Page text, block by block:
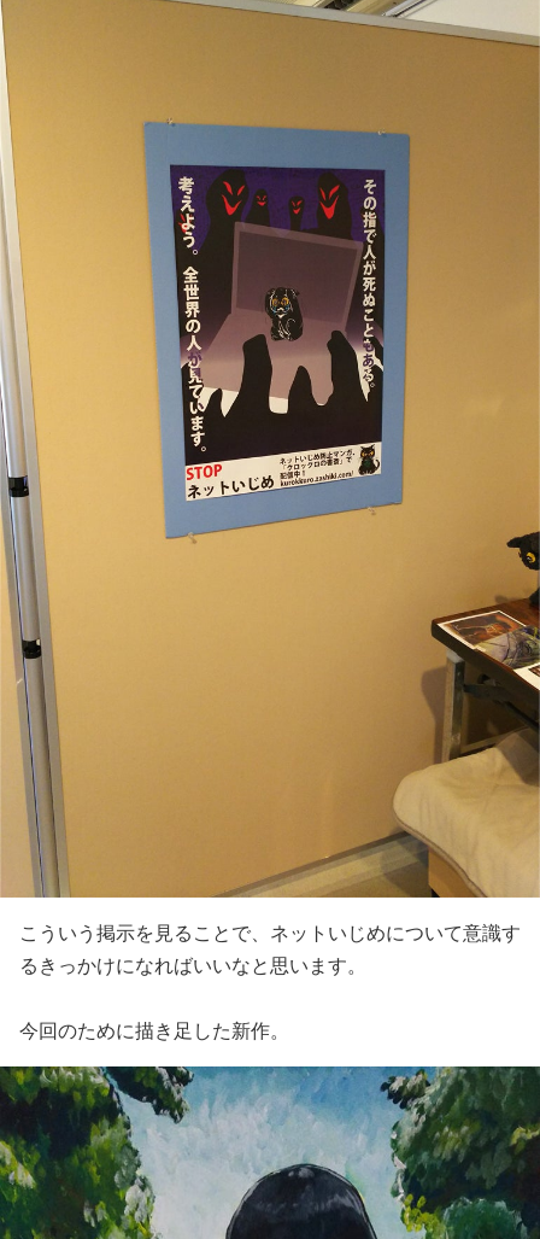
こういう掲示を見ることで、ネットいじめについて意識す
るきっかけになればいいなと思います。
今回のために描き足した新作。